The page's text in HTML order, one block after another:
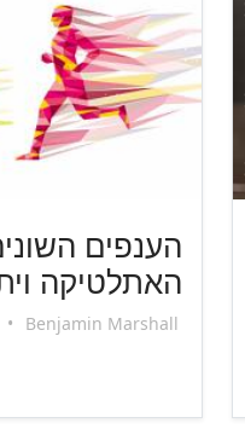
הענפים
האתלטיקה
Benjamin Marshall
•